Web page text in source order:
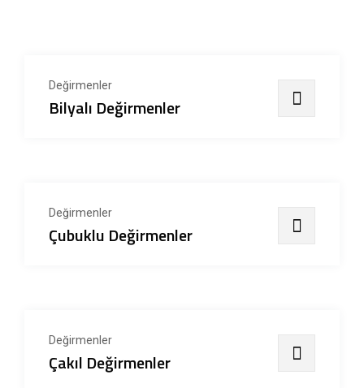
Değirmenler
Bilyalı Değirmenler
Değirmenler
Çubuklu Değirmenler
Değirmenler
Çakıl Değirmenler